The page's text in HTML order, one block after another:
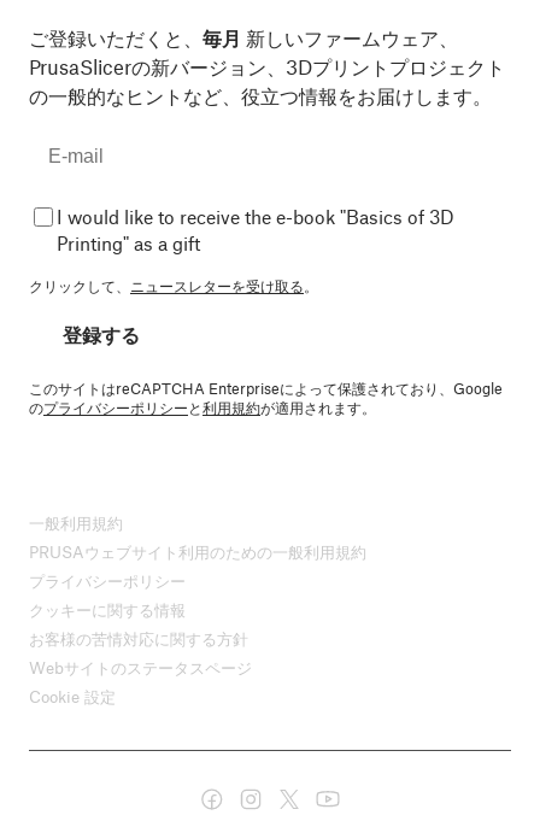
ご登録いただくと、 毎月 新しいファームウェア、
PrusaSlicerの新バージョン、3Dプリントプロジェクト
の一般的なヒントなど、役立つ情報をお届けします。
I would like to receive the e-book "Basics of 3D
Printing" as a gift
クリックして、 ニュースレターを受け取る。
登録する
このサイトはreCAPTCHA Enterpriseによって保護されており、Google
のプライバシーポリシーと利用規約が適用されます。
一般利用規約
PRUSAウェブサイト利用のための一般利用規約
プライバシーポリシー
クッキーに関する情報
お客様の苦情対応に関する方針
Webサイトのステータスページ
Cookie 設定